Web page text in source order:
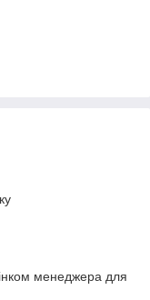
менеджера для